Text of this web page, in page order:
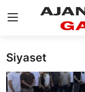
GİRİŞ YAP
AnaSayfa
Siyaset